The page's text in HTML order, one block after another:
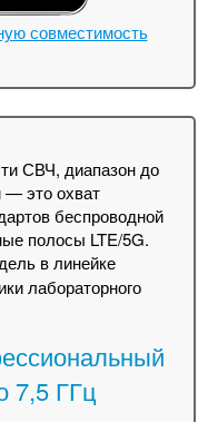
совместимость
СВЧ, диапазон до
— это охват
беспроводной
полосы LTE/5G.
в линейке
лабораторного
7,5 ГГц